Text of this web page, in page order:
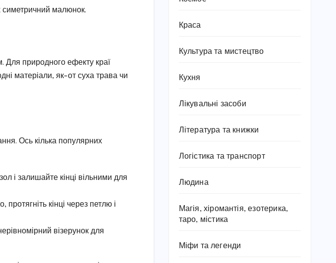
симетричний малюнок.
Для природного ефекту краї
матеріали, як-от суха трава чи
Ось кілька популярних
і залишайте кінці вільними для
протягніть кінці через петлю і
візерунок для
Краса
Культура та мистецтво
Кухня
Лікувальні засоби
Література та книжки
Логістика та транспорт
Людина
Магія, хіромантія, езотерика,
таро, містика
Міфи та легенди